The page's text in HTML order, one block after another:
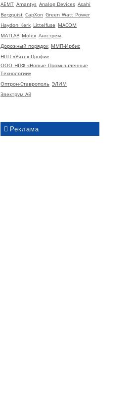
AEMT Amantys Analog Devices Asahi
Bergquist CapXon Green Watt Power
Haydon Kerk Littelfuse MACOM
MATLAB Molex Ангстрем
Дорожный порядок ММП-Ирбис
НПП «Учтех-Профи»
ООО НПФ «Новые Промышленные
Технологии»
Оптрон-Ставрополь ЭЛИМ
Электрум АВ
Реклама